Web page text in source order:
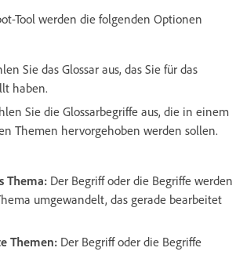
Tool werden die folgenden Optionen
Sie das Glossar aus, das Sie für das
haben.
Sie die Glossarbegriffe aus, die in einem
Themen hervorgehoben werden sollen.
Thema: Der Begriff oder die Begriffe werden
umgewandelt, das gerade bearbeitet
Themen: Der Begriff oder die Begriffe